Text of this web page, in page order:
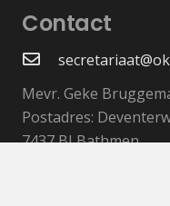
Contact
Mevr. Geke
Postadres:
7437 BJ Bathmen